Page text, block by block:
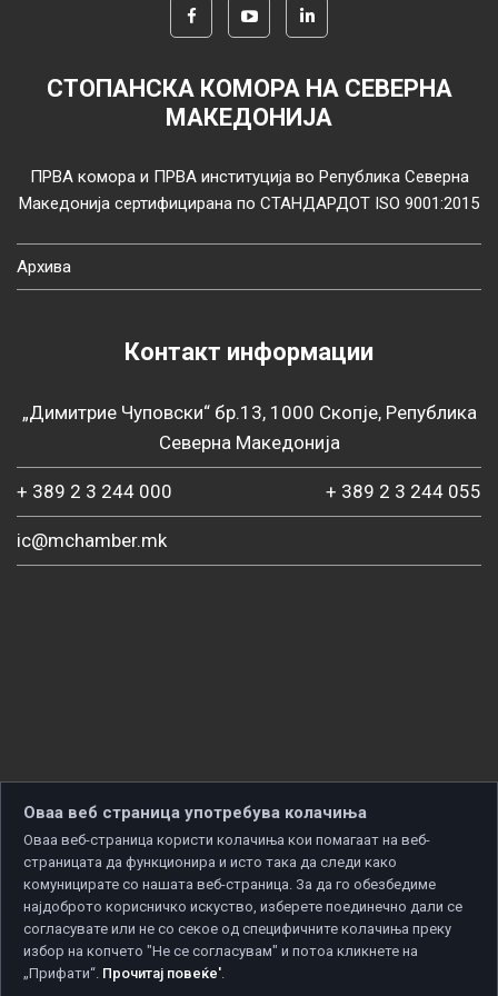
СТОПАНСКА КОМОРА НА СЕВЕРНА
МАКЕДОНИЈА
ПРВА комора и ПРВА институција во Република Северна
Македонија сертифицирана по СТАНДАРДОТ ISO 9001:2015
Архива
Контакт информации
„Димитрие Чуповски“ бр.13, 1000 Скопје, Република
Северна Македонија
+ 389 2 3 244 000 + 389 2 3 244 055
ic@mchamber.mk
Copyright © 2026 Developed by
Оваа веб страница употребува колачиња
Оваа веб-страница користи колачиња кои помагаат на веб-
страницата да функционира и исто така да следи како
комуницирате со нашата веб-страница. За да го обезбедиме
најдоброто корисничко искуство, изберете поединечно дали се
согласувате или не со секое од специфичните колачиња преку
избор на копчето "Не се согласувам" и потоа кликнете на
„Прифати“. Прочитај повеќе'.